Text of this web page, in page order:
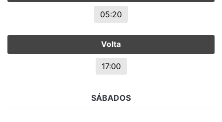
05:20
Volta
17:00
SÁBADOS